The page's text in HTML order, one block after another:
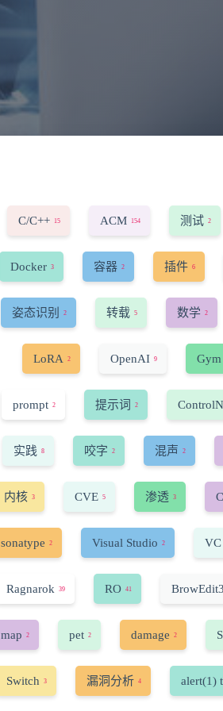
C/C++ 15 ACM 154 测试 2
Docker 3 容器 2 插件 6
姿态识别 2 转载 5 数学 2
LoRA 2 OpenAI 9 Gym
prompt 2 提示词 2
实践 8 咬字 2 混声 2
内核 3 CVE 5 渗透 3
sonatype 2 Visual Studio 2 VC
Ragnarok 39 RO 41 BrowEdit3
map 2 pet 2 damage 2
Switch 3 漏洞分析 4 alert(1)